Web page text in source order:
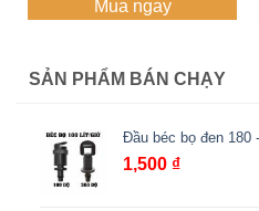
từ
Mua ngay
SẢN PHẨM BÁN CHẠY
Đầu béc bọ đen 180
1,500 ₫